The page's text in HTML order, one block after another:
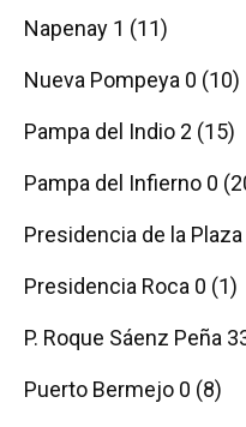
Napenay 1 (11)
Nueva Pompeya 0 (10)
Pampa del Indio 2 (15)
Pampa del Infierno 0
Presidencia de la
Presidencia Roca 0 (1)
P. Roque Sáenz Peña
Puerto Bermejo 0 (8)